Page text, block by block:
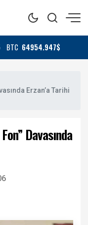
BTC 64954.947$
Erzan’a Tarihi
Davasında